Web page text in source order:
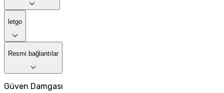
letgo
Resmi bağlantılar
Güven Damgası